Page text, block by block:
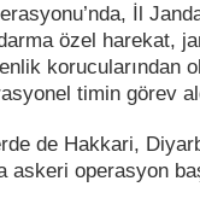
Kimdir Hayatı
Hayatı
Buika Kimdir
İl
özel harekat,
korucularından
timin görev
de Hakkari,
askeri operasyon